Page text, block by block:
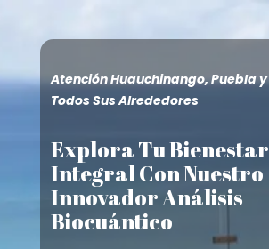
Atención Huauchinango, Puebla y
Todos Sus Alrededores
Explora Tu Bienestar
Integral Con Nuestro
Innovador Análisis
Biocuántico